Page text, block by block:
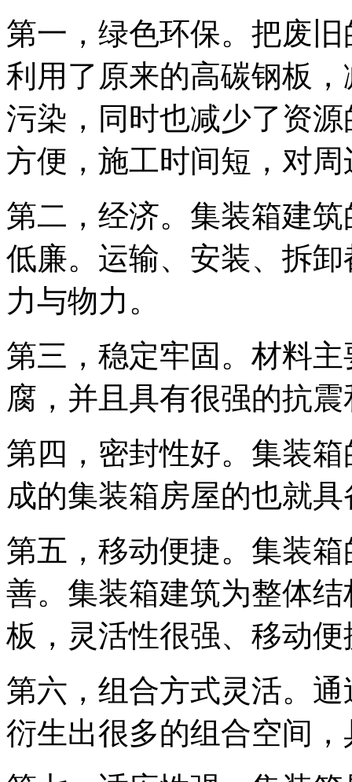
第一，绿色环保。把废旧
利用了原来的高碳钢板
污染，同时也减少了资
方便，施工时间短，对
第二，经济。集装箱建
低廉。运输、安装、拆
力与物力。
第三，稳定牢固。材料
腐，并且具有很强的抗
第四，密封性好。集装
成的集装箱房屋的也就
第五，移动便捷。集装
善。集装箱建筑为整体
板，灵活性很强、移动便
第六，组合方式灵活。
衍生出很多的组合空间